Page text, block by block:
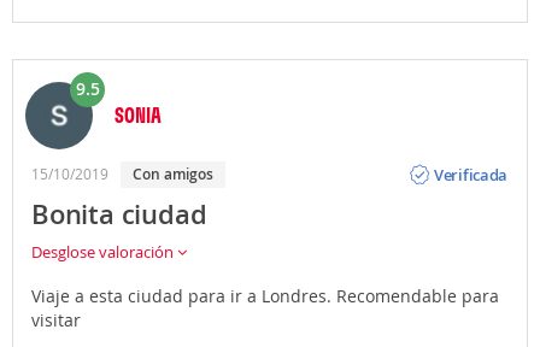
9.5
SONIA
15/10/2019 con amigos
Verificada
Bonita ciudad
Desglose valoración
Viaje a esta ciudad para ir a Londres. Recomendable para
visitar